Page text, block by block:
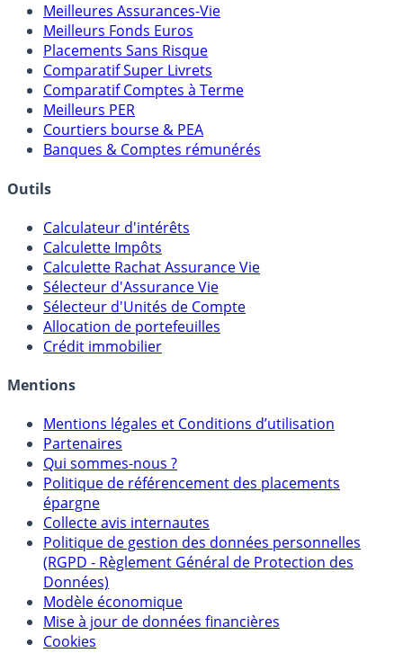
Meilleures Assurances-Vie
Meilleurs Fonds Euros
Placements Sans Risque
Comparatif Super Livrets
Comparatif Comptes à Terme
Meilleurs PER
Courtiers bourse & PEA
Banques & Comptes rémunérés
Outils
Calculateur d'intérêts
Calculette Impôts
Calculette Rachat Assurance Vie
Sélecteur d'Assurance Vie
Sélecteur d'Unités de Compte
Allocation de portefeuilles
Crédit immobilier
Mentions
Mentions légales et Conditions d’utilisation
Partenaires
Qui sommes-nous ?
Politique de référencement des placements
épargne
Collecte avis internautes
Politique de gestion des données personnelles
(RGPD - Règlement Général de Protection des
Données)
Modèle économique
Mise à jour de données financières
Cookies